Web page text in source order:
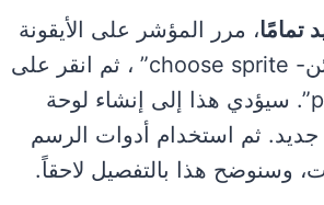
تمامًا، مرر المؤشر على الأيقونة
الزرقاء “اختيار كائن- choose sprite” ، ثم انقر على
أيقونة “رسم paint”. سيؤدي هذا إلى إنشاء لوحة
ثم استخدام أدوات الرسم
وسنوضح هذا بالتفصيل لاحقاً.